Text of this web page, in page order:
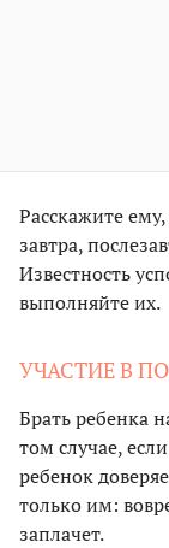
Расскажите
завтра,
Известность
выполняйте их.
УЧАСТИЕ В
Брать ребенка
том случае,
ребенок
только им:
заплачет.